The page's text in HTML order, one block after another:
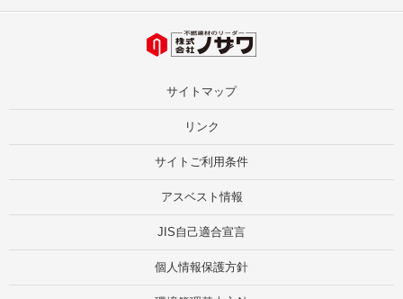
サイトマップ
リンク
サイトご利用条件
アスベスト情報
JIS自己適合宣言
個人情報保護方針